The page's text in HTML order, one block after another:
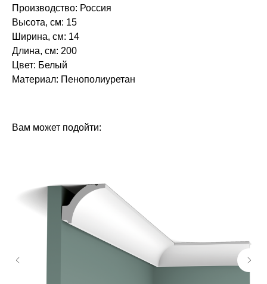
Производство: Россия
Высота, см: 15
Ширина, см: 14
Длина, см: 200
Цвет: Белый
Материал: Пенополиуретан‎‎
Вам может подойти: